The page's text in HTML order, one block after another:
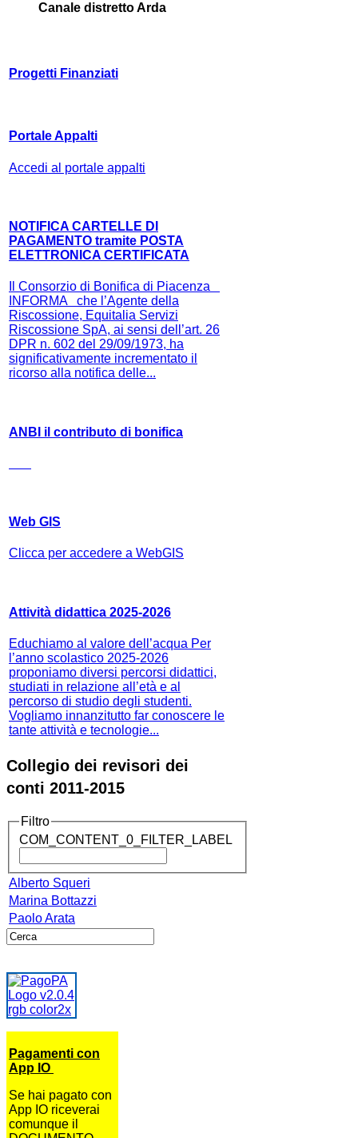
Canale distretto Arda
Progetti Finanziati
Portale Appalti
Accedi al portale appalti
NOTIFICA CARTELLE DI
PAGAMENTO tramite POSTA
ELETTRONICA CERTIFICATA
Il Consorzio di Bonifica di Piacenza
INFORMA che l’Agente della
Riscossione, Equitalia Servizi
Riscossione SpA, ai sensi dell’art. 26
DPR n. 602 del 29/09/1973, ha
significativamente incrementato il
ricorso alla notifica delle...
ANBI il contributo di bonifica
Web GIS
Clicca per accedere a WebGIS
Attività didattica 2025-2026
Educhiamo al valore dell’acqua Per
l’anno scolastico 2025-2026
proponiamo diversi percorsi didattici,
studiati in relazione all’età e al
percorso di studio degli studenti.
Vogliamo innanzitutto far conoscere le
tante attività e tecnologie...
Collegio dei revisori dei
conti 2011-2015
Filtro
COM_CONTENT_0_FILTER_LABEL
Alberto Squeri
Marina Bottazzi
Paolo Arata
Pagamenti con
App IO
Se hai pagato con
App IO riceverai
comunque il